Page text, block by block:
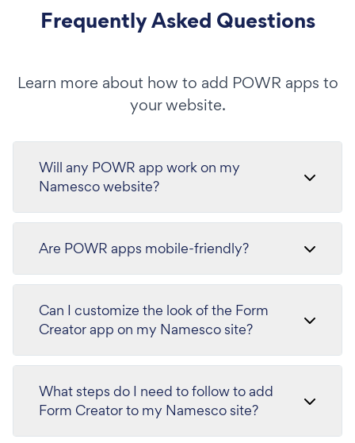
Frequently Asked Questions
Learn more about how to add POWR apps to
your website.
Will any POWR app work on my
Namesco website?
Are POWR apps mobile-friendly?
Can I customize the look of the Form
Creator app on my Namesco site?
What steps do I need to follow to add
Form Creator to my Namesco site?